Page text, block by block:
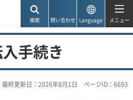
検索 問い合わせ Language メニュー
手続き
最終更新日：2026年8月1日 ページID：6693